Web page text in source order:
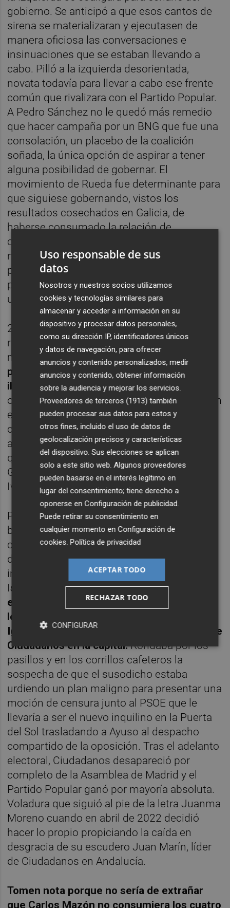
gobierno. Se anticipó a que esos cantos de
sirena se materializaran y ejecutasen de
manera oficiosa las conversaciones e
insinuaciones que se estaban llevando a
cabo. Pilló a la izquierda desorientada,
novata todavía para llevar a cabo ese frente
común que rivalizara con el Partido Popular.
A Pedro Sánchez no le quedó más remedio
que hacer campaña por un BNG que fue una
consolación, un placebo de la coalición
soñada, la única opción de aspirar a tener
alguna posibilidad de gobernar. El
movimiento de Rueda fue determinante para
que siguiese gobernando, vistos los
resultados cosechados en Galicia, de
haberse consumado la relación de
conveniencia entre las izquierdas hoy el PP
no gobernaría en la región; todos los votos
perdidos por las formaciones progresistas
por separado hubiesen sumado escaños en
un pacto electoral.
29 de mayo de 2023, estábamos con la
resaca de las elecciones autonómicas y
municipales y de repente
Pedro Sánchez le
pidió a Koldo que le sujetara el cubata, que
iba a adelantar las elecciones generales
otra maniobra del manual de resistencia, con
el plan consiguió retratar al Partido Popular
con los pactos con Vox en los gobiernos
autonómicos y desinflar a una Yolanda Díaz
que fue vista como futurible presidenta del
Gobierno por voces tan autorizadas como
Iván Redondo.
Prisas en sacar las urnas que no solo
buscan defenestrar electoralmente a los
contrincantes políticos sino también
desahuciar de las dependencias
institucionales a los compañeros de viaje.
Isabel Díaz Ayuso adelantó las elecciones
en la Comunidad de Madrid en 2021 ante
los presuntos instintos oscurantistas de
Ignacio Aguado, su vicepresidente y líder de
Ciudadanos en la capital.Rondaba por los
pasillos y en los corrillos cafeteros la
sospecha de que el susodicho estaba
urdiendo un plan maligno para presentar una
moción de censura junto al PSOE que le
llevaría a ser el nuevo inquilino en la Puerta
del Sol trasladando a Ayuso al despacho
compartido de la oposición. Tras el adelanto
electoral, Ciudadanos desapareció por
completo de la Asamblea de Madrid y el
Partido Popular ganó por mayoría absoluta.
Voladura que siguió al pie de la letra Juanma
Moreno cuando en abril de 2022 decidió
hacer lo propio propiciando la caída en
desgracia de su escudero Juan Marín, líder
de Ciudadanos en Andalucía.
Tomen nota porque no sería de extrañar
que Carlos Mazón no consumiera los cuatro
Uso responsable de sus
datos
Nosotros y nuestros socios utilizamos
cookies y tecnologías similares para
almacenar y acceder a información en su
dispositivo y procesar datos personales,
como su dirección IP, identificadores únicos
y datos de navegación, para ofrecer
anuncios y contenido personalizados, medir
anuncios y contenido, obtener información
sobre la audiencia y mejorar los servicios.
Proveedores de terceros (1913) también
pueden procesar sus datos para estos y
otros fines, incluido el uso de datos de
geolocalización precisos y características
del dispositivo. Sus elecciones se aplican
solo a este sitio web. Algunos proveedores
pueden basarse en el interés legítimo en
lugar del consentimiento; tiene derecho a
oponerse enConfiguración de publicidad.
Puede retirar su consentimiento en
cualquier momento enConfiguración de
cookies.Política de privacidad
ACEPTAR TODO
RECHAZAR TODO
CONFIGURAR